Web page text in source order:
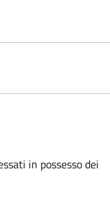
in possesso dei